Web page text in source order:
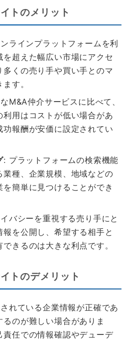
トのメリット
ラインプラットフォームを利
を超えた幅広い市場にアクセ
多くの売り手や買い手とのマ
す。
M&A仲介サービスに比べて、
利用はコストが低い場合があ
功報酬が安価に設定されてい
: プラットフォームの検索機能
業種、企業規模、地域などの
簡単に見つけることができ
バシーを重視する売り手にと
報を公開し、希望する相手と
きるのは大きな利点です。
トのデメリット
れている企業情報が正確であ
のが難しい場合がありま
責任での情報確認やデューデ